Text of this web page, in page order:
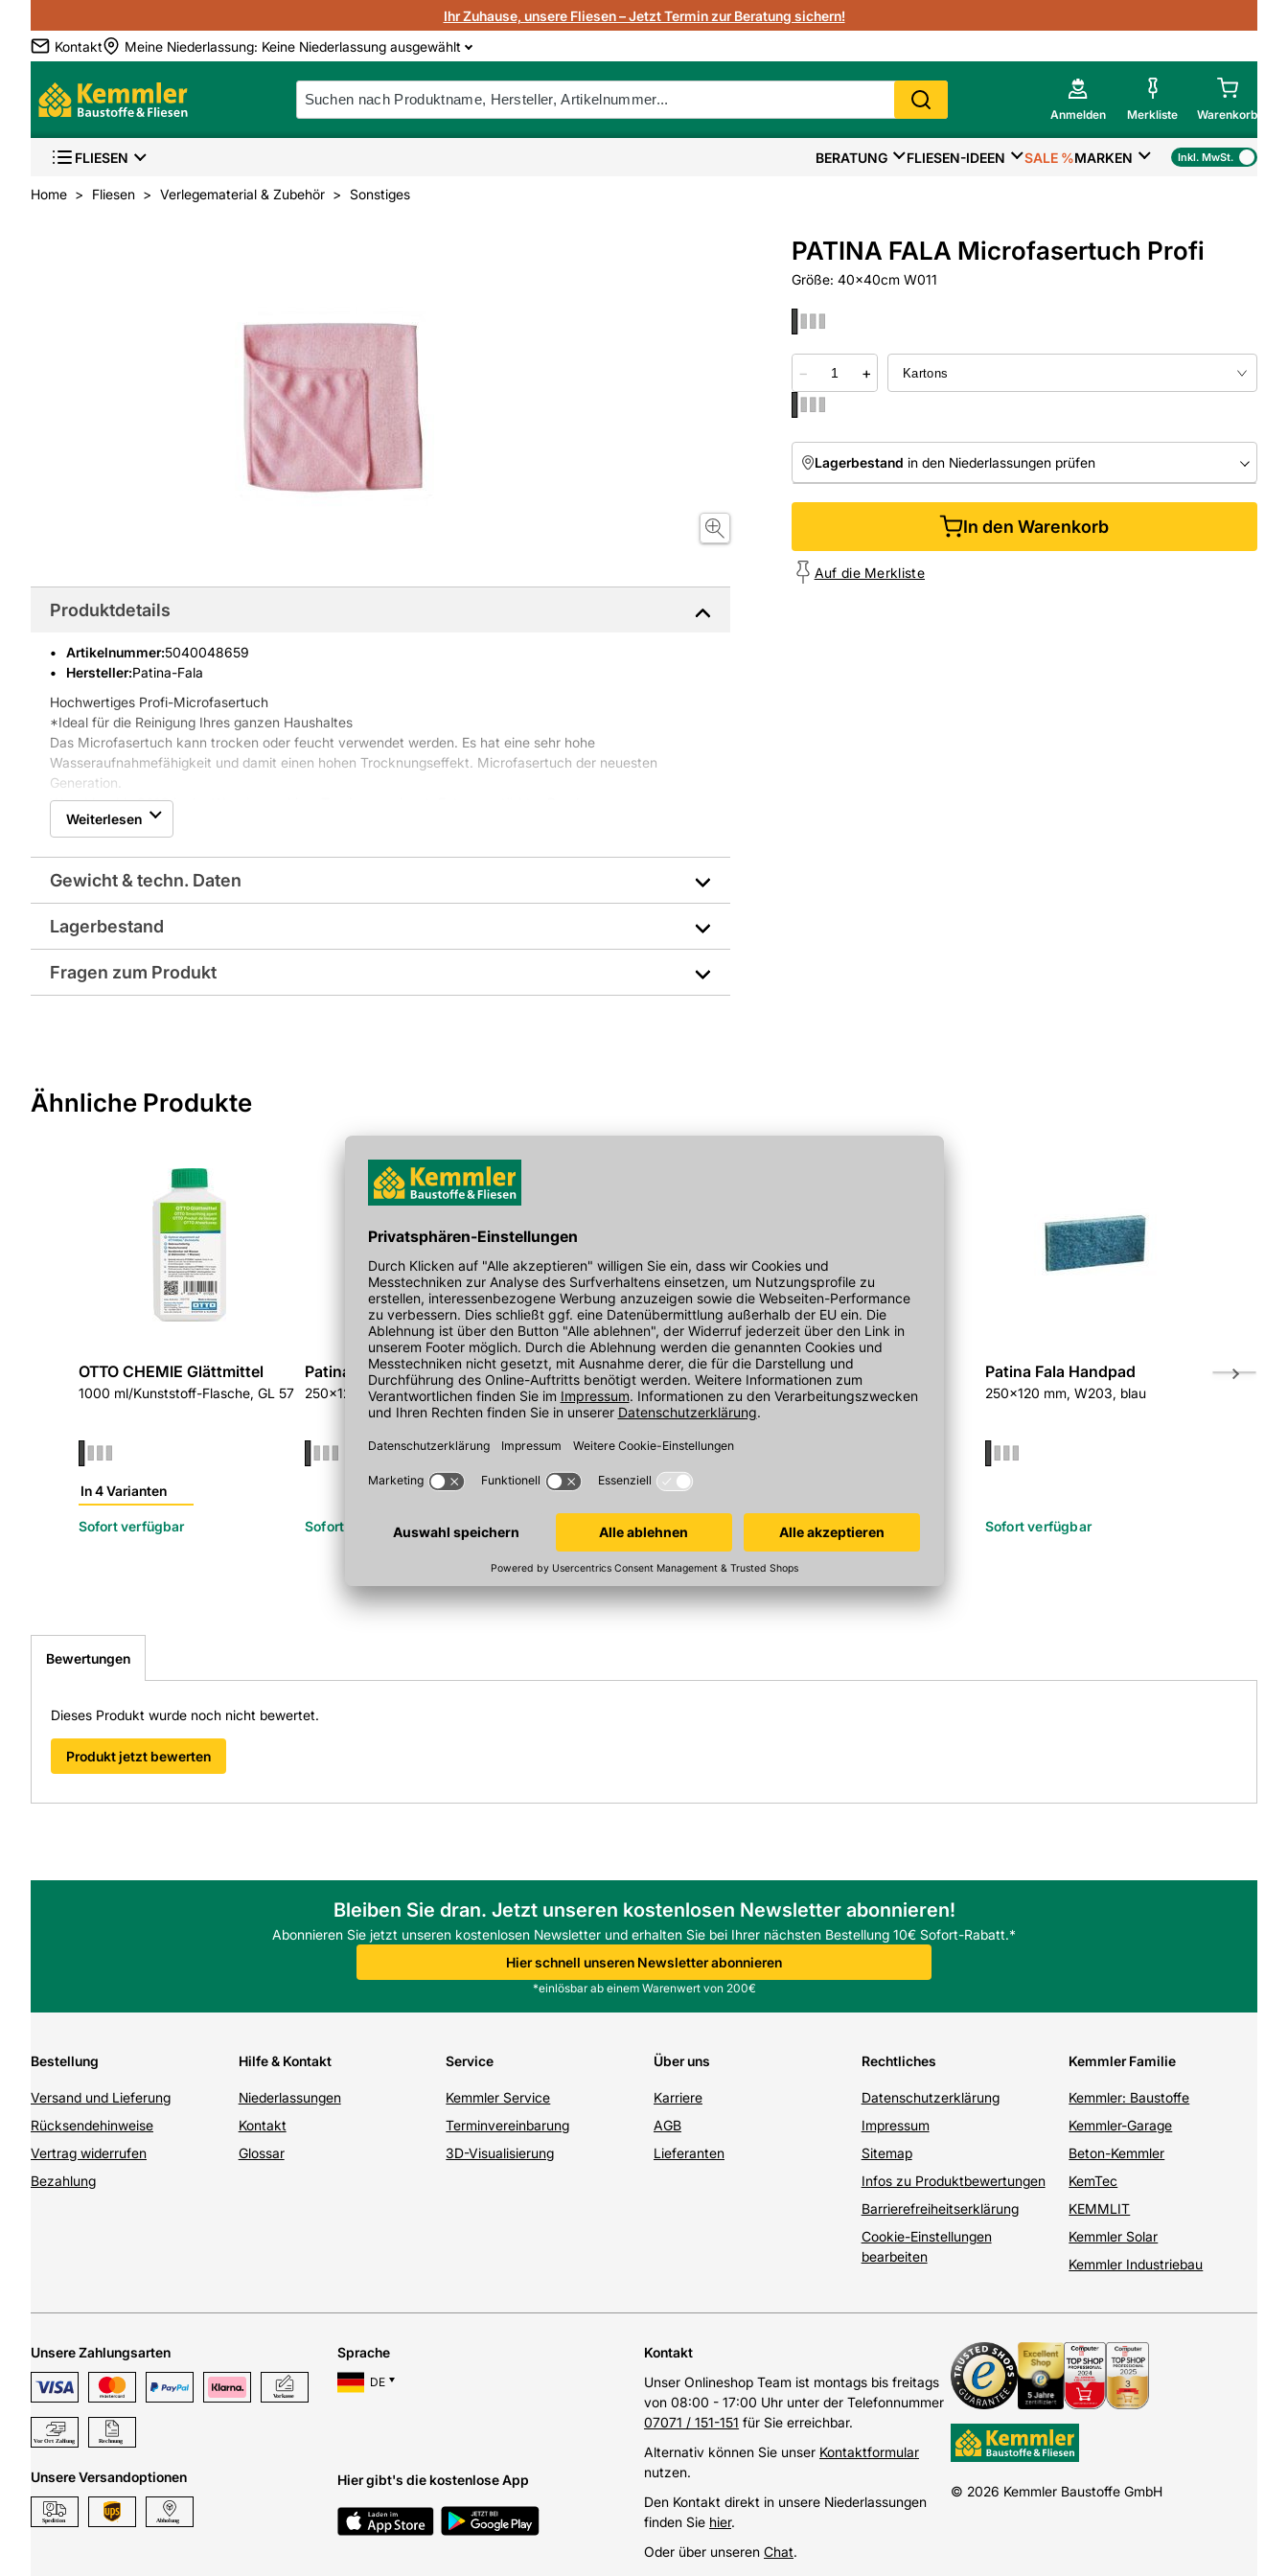
Ihr Zuhause, unsere Fliesen – Jetzt Termin zur Beratung sichern!
Kontakt
Meine Niederlassung: Keine Niederlassung ausgewählt
Anmelden Merkliste Warenkorb
Mein Warenkorb
FLIESEN BERATUNG FLIESEN-IDEEN SALE %MARKEN Inkl. MwSt.
Home Fliesen Verlegematerial & Zubehör Sonstiges
PATINA FALA Microfasertuch Profi
Größe: 40x40cm W011
− +
Lagerbestand in den Niederlassungen prüfen
NIEDERLASSUNGEN
In den Warenkorb
Auf die Merkliste
Produktdetails
Artikelnummer:5040048659
Hersteller:Patina-Fala
Hochwertiges Profi-Microfasertuch
*Ideal für die Reinigung Ihres ganzen Haushaltes
Das Microfasertuch kann trocken oder feucht verwendet werden. Es hat eine sehr hohe
Wasseraufnahmefähigkeit und damit einen hohen Trocknungseffekt. Microfasertuch der neuesten
Generation.
Waschbar bis 90°C in der Waschmaschine, Trocknergeeignet. Extra verstärkter Rand.
Weiterlesen
Gewicht & techn. Daten
Hersteller-Art.-Nr.: W011
Lagerbestand
Fragen zum Produkt
Ähnliche Produkte
OTTO CHEMIE Glättmittel
1000 ml/Kunststoff-Flasche, GL 57
In 4 Varianten
Sofort verfügbar
Patina Fala Handpad
250x120 mm W200, braun
Sofort verfügbar
Patina Fala Handpad
250x120 mm, W201, weiß
Sofort verfügbar
PATINA FALA Flecken-
Handpad
Größe: 25x12cm W206
Sofort verfügbar
Patina Fala Handpad
250x120 mm, W203, blau
Sofort verfügbar
PATINA
Bewertungen
Dieses Produkt wurde noch nicht bewertet.
Produkt jetzt bewerten
Bleiben Sie dran. Jetzt unseren kostenlosen Newsletter abonnieren!
Abonnieren Sie jetzt unseren kostenlosen Newsletter und erhalten Sie bei Ihrer nächsten Bestellung 10€ Sofort-Rabatt.*
Hier schnell unseren Newsletter abonnieren
*einlösbar ab einem Warenwert von 200€
Bestellung
Versand und Lieferung
Rücksendehinweise
Vertrag widerrufen
Bezahlung
Hilfe & Kontakt
Niederlassungen
Kontakt
Glossar
Service
Kemmler Service
Terminvereinbarung
3D-Visualisierung
Über uns
Karriere
AGB
Lieferanten
Rechtliches
Datenschutzerklärung
Impressum
Sitemap
Infos zu Produktbewertungen
Barrierefreiheitserklärung
Cookie-Einstellungen
bearbeiten
Kemmler Familie
Kemmler: Baustoffe
Kemmler-Garage
Beton-Kemmler
KemTec
KEMMLIT
Kemmler Solar
Kemmler Industriebau
Unsere Zahlungsarten
Unsere Versandoptionen
Sprache
DE
Hier gibt's die kostenlose App
Kontakt
Unser Onlineshop Team ist montags bis freitags
von 08:00 - 17:00 Uhr unter der Telefonnummer
07071 / 151-151 für Sie erreichbar.
Alternativ können Sie unser Kontaktformular
nutzen.
Den Kontakt direkt in unsere Niederlassungen
finden Sie hier.
Oder über unseren Chat.
© 2026 Kemmler Baustoffe GmbH